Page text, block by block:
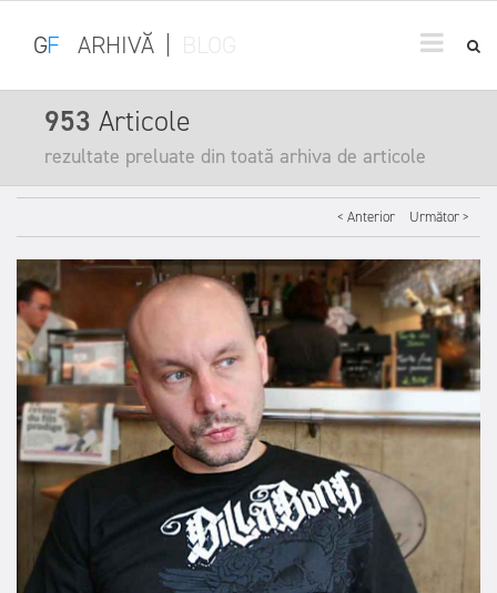
GF ARHIVĂ
953 Articole
rezultate preluate din toată arhiva de articole
< Anterior Următor >